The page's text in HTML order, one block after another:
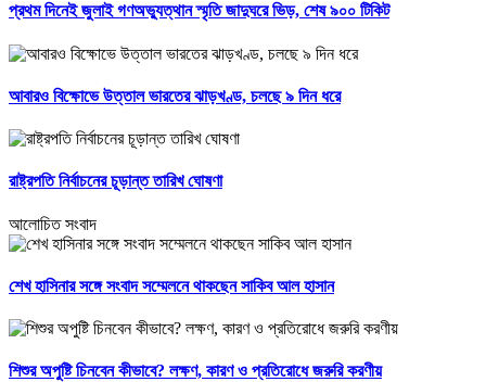
প্রথম দিনেই জুলাই গণঅভ্যুত্থান স্মৃতি জাদুঘরে ভিড়, শেষ ৯০০ টিকিট
আবারও বিক্ষোভে উত্তাল ভারতের ঝাড়খণ্ড, চলছে ৯ দিন ধরে
রাষ্ট্রপতি নির্বাচনের চূড়ান্ত তারিখ ঘোষণা
আলোচিত সংবাদ
শেখ হাসিনার সঙ্গে সংবাদ সম্মেলনে থাকছেন সাকিব আল হাসান
শিশুর অপুষ্টি চিনবেন কীভাবে? লক্ষণ, কারণ ও প্রতিরোধে জরুরি করণীয়